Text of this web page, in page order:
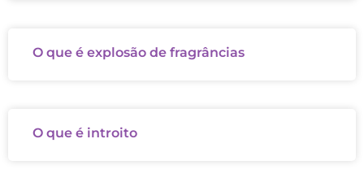
O que é explosão de fragrâncias
O que é introito